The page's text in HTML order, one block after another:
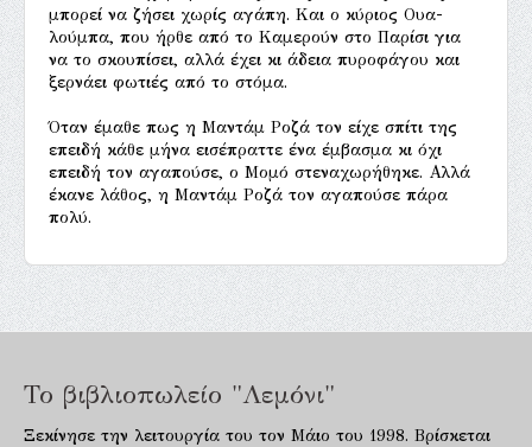
μπορεί να ζήσει χωρίς αγάπη. Και ο κύριος Ουα­
λούμπα, που ήρθε από το Καμερούν στο Παρίσι για
να το σκουπίσει, αλλά έχει κι άδεια πυροφάγου και
ξερνάει φωτιές από το στόμα.
Όταν έμαθε πως η Μαντάμ Ροζά τον είχε σπίτι της
επειδή κάθε μήνα εισέπραττε ένα έμβασμα κι όχι
επειδή τον αγαπούσε, ο Μομό στεναχωρήθηκε. Αλλά
έκανε λάθος, η Μαντάμ Ροζά τον αγαπούσε πάρα
πολύ.
Το βιβλιοπωλείο "Λεμόνι"
Ξεκίνησε την λειτουργία του τον Μάιο του 1998. Βρίσκεται